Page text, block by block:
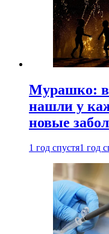
Мурашко:
нашли у
новые
1 год спустя1 год